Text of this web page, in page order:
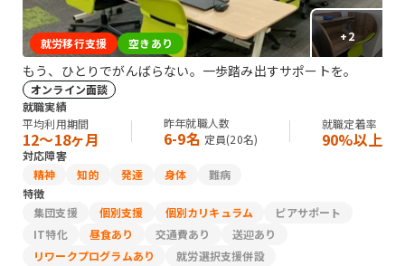
+2
就労移行支援 空きあり
もう、ひとりでがんばらない。一歩踏み出すサポートを。
オンライン面談
就職実績
平均利用期間
12〜18ヶ月
昨年就職人数
6-9名 定員(20名)
就職定着率
90%以上
対応障害
精神
知的 発達 身体
難病
特徴
集団支援
個別支援 個別カリキュラム
ピアサポート
IT特化
昼食あり 交通費あり
送迎あり
リワークプログラムあり
就労選択支援併設